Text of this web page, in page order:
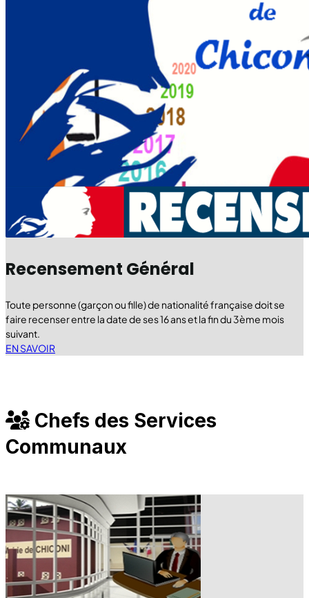
Recensement Général
Toute personne (garçon ou fille) de nationalité française doit se
faire recenser entre la date de ses 16 ans et la fin du 3ème mois
suivant.
EN SAVOIR
Chefs des Services
Communaux